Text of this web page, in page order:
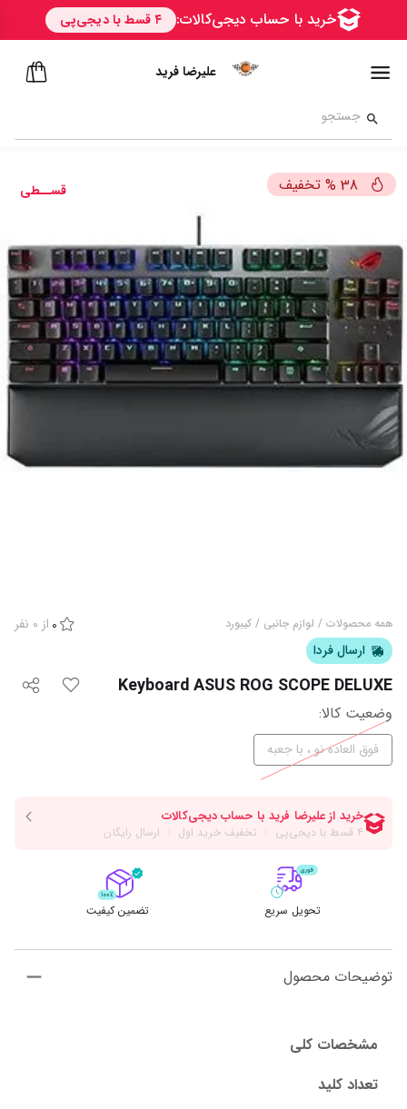
علیرضا فرید
قســطی 38
% تخفیف
همه محصولات / لوازم جانبی / کیبورد 0 از 0 نفر
ارسال فردا
Keyboard ASUS ROG SCOPE DELUXE
وضعیت کالا:
فوق العاده نو ، با جعبه
تحویل سریع تضمین کیفیت
توضیحات محصول
مشخصات کلی
تعداد کلید